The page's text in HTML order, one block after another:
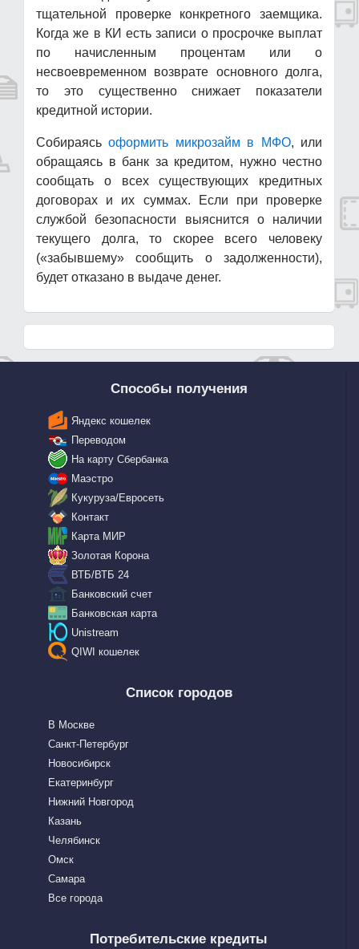
тщательной проверке конкретного заемщика.
Когда же в КИ есть записи о просрочке выплат
по начисленным процентам или о
несвоевременном возврате основного долга,
то это существенно снижает показатели
кредитной истории.
Собираясьоформить микрозайм в МФО, или
обращаясь в банк за кредитом, нужно честно
сообщать о всех существующих кредитных
договорах и их суммах. Если при проверке
службой безопасности выяснится о наличии
текущего долга, то скорее всего человеку
(«забывшему» сообщить о задолженности),
будет отказано в выдаче денег.
Способы получения
Яндекс кошелек
Переводом
На карту Сбербанка
Маэстро
Кукуруза/Евросеть
Контакт
Карта МИР
Золотая Корона
ВТБ/ВТБ 24
Банковский счет
Банковская карта
Unistream
QIWI кошелек
Список городов
В Москве
Санкт-Петербург
Новосибирск
Екатеринбург
Нижний Новгород
Казань
Челябинск
Омск
Самара
Все города
Потребительские кредиты